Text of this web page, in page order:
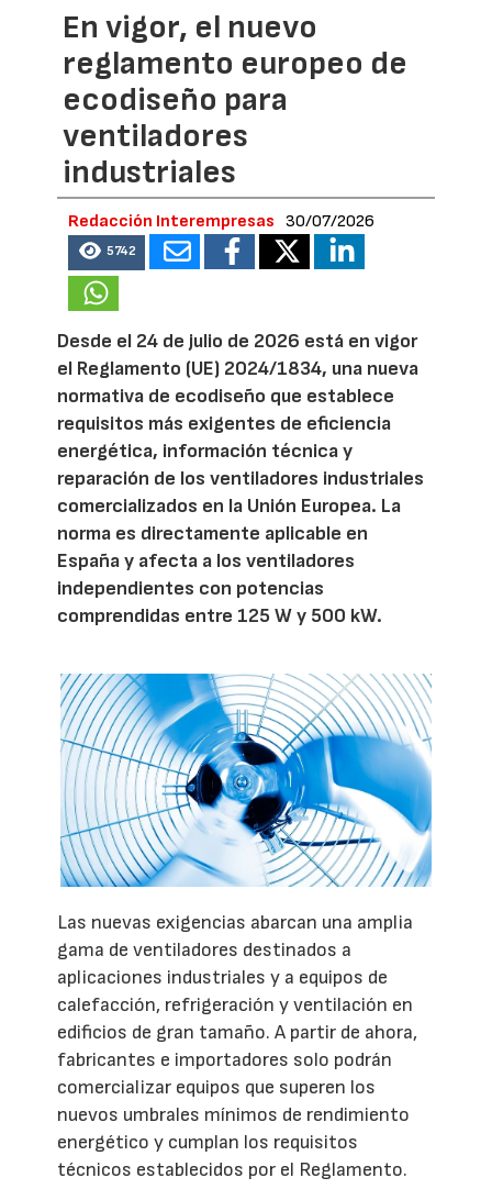
En vigor, el nuevo
reglamento europeo de
ecodiseño para
ventiladores
industriales
Redacción Interempresas 30/07/2026
5742
Desde el 24 de julio de 2026 está en vigor
el Reglamento (UE) 2024/1834, una nueva
normativa de ecodiseño que establece
requisitos más exigentes de eficiencia
energética, información técnica y
reparación de los ventiladores industriales
comercializados en la Unión Europea. La
norma es directamente aplicable en
España y afecta a los ventiladores
independientes con potencias
comprendidas entre 125 W y 500 kW.
Las nuevas exigencias abarcan una amplia
gama de ventiladores destinados a
aplicaciones industriales y a equipos de
calefacción, refrigeración y ventilación en
edificios de gran tamaño. A partir de ahora,
fabricantes e importadores solo podrán
comercializar equipos que superen los
nuevos umbrales mínimos de rendimiento
energético y cumplan los requisitos
técnicos establecidos por el Reglamento.